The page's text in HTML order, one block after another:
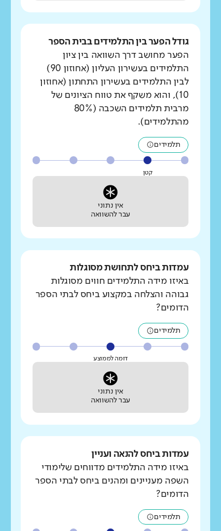
גודל הפער בין התלמידים בבית הספר
הפער מחושב דרך השוואה בין ציון
התלמידים בעשירון העליון (אחוזון 90)
לבין התלמידים בעשירון התחתון (אחוזון
10), והוא משקף את טווח הציונים של
מרבית תלמידים השכבה (80%
מהתלמידים).
תלמידים
קטן
אין נתוני
עבר להשוואה
עמדות ביחס לתחושת מסוגלות
באיזו מידה התלמידים חווים מסוגלות
גבוהה והצלחה במקצוע ביחס לבתי הספר
הדומים?
תלמידים
דומה לממוצע
אין נתוני
עבר להשוואה
עמדות ביחס להנאה ועניין
באיזו מידה התלמידים מדווחים שלימודי
השפה מעניינים ומהנים ביחס לבתי הספר
הדומים?
תלמידים